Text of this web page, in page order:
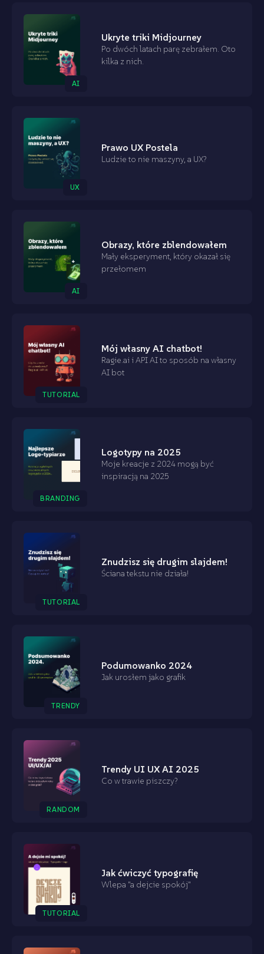
AI
Ukryte triki Midjourney
Po dwóch latach parę zebrałem. Oto
kilka z nich.
UX
Prawo UX Postela
Ludzie to nie maszyny, a UX?
AI
Obrazy, które zblendowałem
Mały eksperyment, który okazał się
przełomem
TUTORIAL
Mój własny AI chatbot!
Ragie.ai i API AI to sposób na własny
AI bot
BRANDING
Logotypy na 2025
Moje kreacje z 2024 mogą być
inspiracją na 2025
TUTORIAL
Znudzisz się drugim slajdem!
Ściana tekstu nie działa!
TRENDY
Podumowanko 2024
Jak urosłem jako grafik
RANDOM
Trendy UI UX AI 2025
Co w trawie piszczy?
TUTORIAL
Jak ćwiczyć typografię
Wlepa "a dejcie spokój"